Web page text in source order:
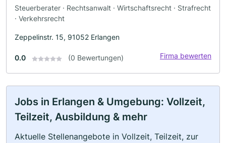
Steuerberater · Rechtsanwalt · Wirtschaftsrecht · Strafrecht
· Verkehrsrecht
Zeppelinstr. 15, 91052 Erlangen
0.0 (0 Bewertungen) Firma bewerten
Jobs in Erlangen & Umgebung: Vollzeit,
Teilzeit, Ausbildung & mehr
Aktuelle Stellenangebote in Vollzeit, Teilzeit, zur